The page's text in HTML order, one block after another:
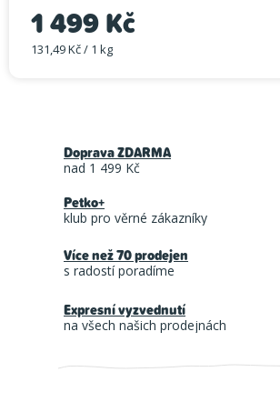
1 499 Kč
Měrná cena:
131,49 Kč / 1 kg
Doprava ZDARMA
nad 1 499 Kč
Petko+
klub pro věrné zákazníky
Více než 70 prodejen
s radostí poradíme
Expresní vyzvednutí
na všech našich prodejnách